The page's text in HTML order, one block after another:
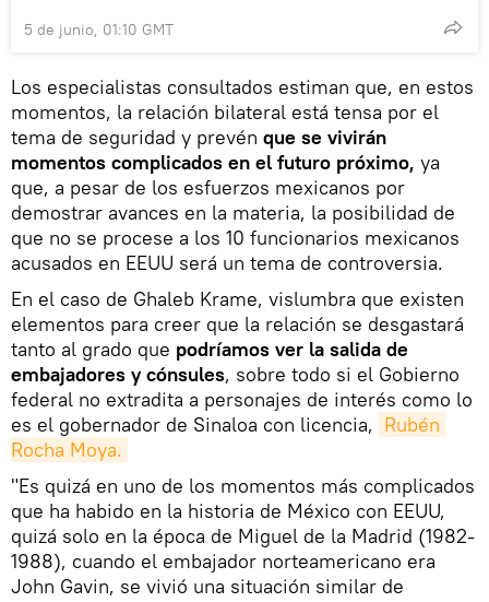
5 de junio, 01:10 GMT
Los especialistas consultados estiman que, en estos
momentos, la relación bilateral está tensa por el
tema de seguridad y prevén que se vivirán
momentos complicados en el futuro próximo, ya
que, a pesar de los esfuerzos mexicanos por
demostrar avances en la materia, la posibilidad de
que no se procese a los 10 funcionarios mexicanos
acusados en EEUU será un tema de controversia.
En el caso de Ghaleb Krame, vislumbra que existen
elementos para creer que la relación se desgastará
tanto al grado que podríamos ver la salida de
embajadores y cónsules, sobre todo si el Gobierno
federal no extradita a personajes de interés como lo
es el gobernador de Sinaloa con licencia, Rubén
Rocha Moya.
"Es quizá en uno de los momentos más complicados
que ha habido en la historia de México con EEUU,
quizá solo en la época de Miguel de la Madrid (1982-
1988), cuando el embajador norteamericano era
John Gavin, se vivió una situación similar de